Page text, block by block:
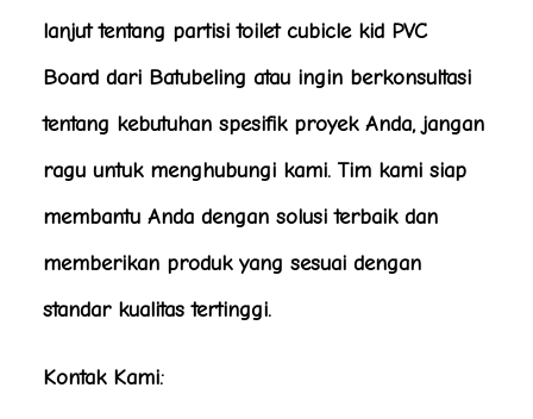
lanjut tentang partisi toilet cubicle kid PVC
Board dari Batubeling atau ingin berkonsultasi
tentang kebutuhan spesifik proyek Anda, jangan
ragu untuk menghubungi kami. Tim kami siap
membantu Anda dengan solusi terbaik dan
memberikan produk yang sesuai dengan
standar kualitas tertinggi.
Kontak Kami: